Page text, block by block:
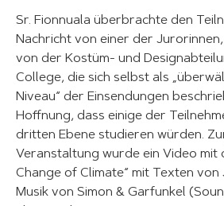
Sr. Fionnuala überbrachte den
Nachricht von einer der
von der Kostüm- und
College, die sich selbst als
Niveau“ der Einsendungen
Hoffnung, dass einige der
dritten Ebene studieren würden.
Veranstaltung wurde ein Video mit
Change of Climate“ mit Texten von
Musik von Simon & Garfunkel